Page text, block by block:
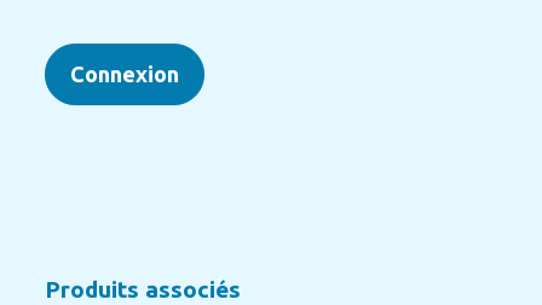
Connexion
Produits associés